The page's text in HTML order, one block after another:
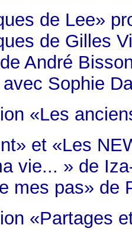
de Lee»
de Gilles
André
Sophie
«Les
et «Les
vie... » de
mes pas» de
«Partages